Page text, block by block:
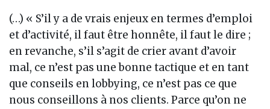
(…) « S’il y a de vrais enjeux en termes d’emploi
et d’activité, il faut être honnête, il faut le dire ;
en revanche, s’il s’agit de crier avant d’avoir
mal, ce n’est pas une bonne tactique et en tant
que conseils en lobbying, ce n’est pas ce que
nous conseillons à nos clients. Parce qu’on ne